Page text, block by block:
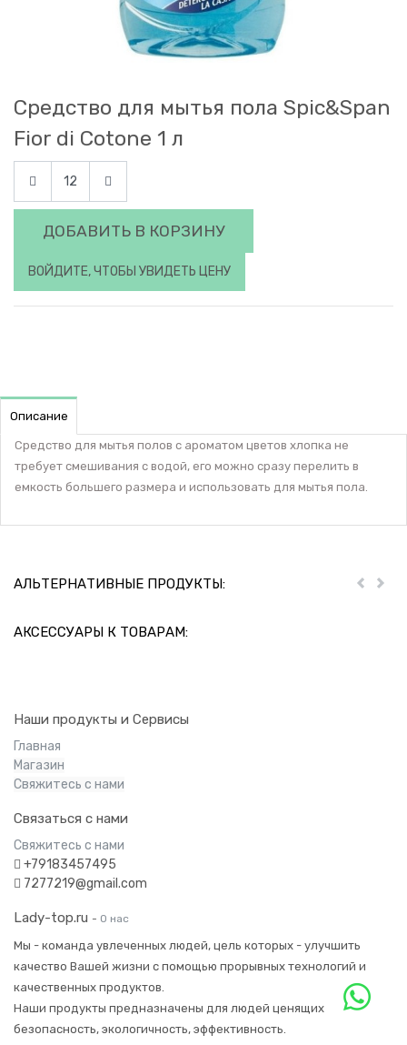
Средство для мытья пола Spic&Span
Fior di Cotone 1 л
ДОБАВИТЬ В КОРЗИНУ
ВОЙДИТЕ, ЧТОБЫ УВИДЕТЬ ЦЕНУ
Описание
Средство для мытья полов с ароматом цветов хлопка не
требует смешивания с водой, его можно сразу перелить в
емкость большего размера и использовать для мытья пола.
АЛЬТЕРНАТИВНЫЕ ПРОДУКТЫ: Пред
АКСЕССУАРЫ К ТОВАРАМ:
Наши продукты и Сервисы
Главная
Магазин
Свяжитесь с нами
Связаться с нами
Свяжитесь с нами
+79183457495
7277219@gmail.com
Lady-top.ru - О нас
Мы - команда увлеченных людей, цель которых - улучшить
качество Вашей жизни с помощью прорывных технологий и
качественных продуктов.
Наши продукты предназначены для людей ценящих
безопасность, экологичность, эффективность.